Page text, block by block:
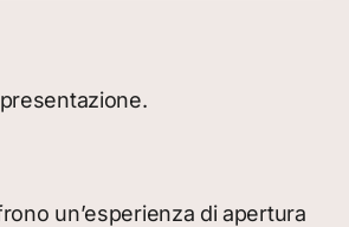
un’esperienza di apertura